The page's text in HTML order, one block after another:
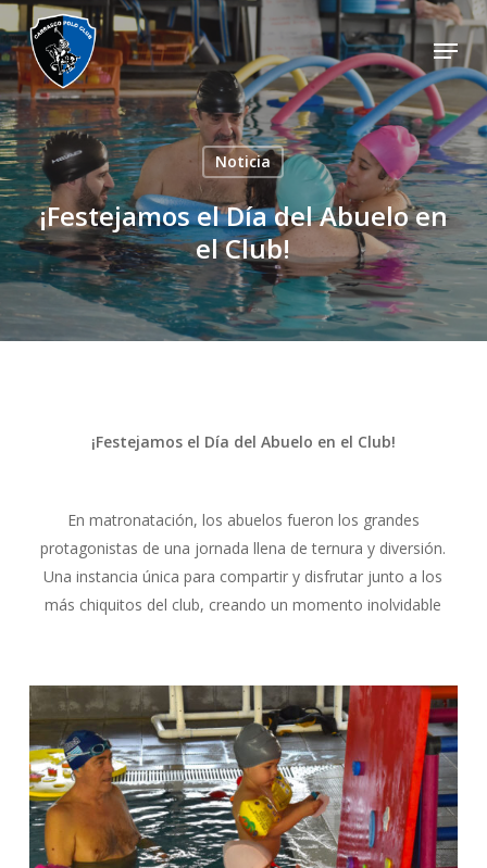
Skip
to
main
content
Menu
Noticia
¡Festejamos el Día del Abuelo en
el Club!
¡Festejamos el Día del Abuelo en el Club!
En matronatación, los abuelos fueron los grandes
protagonistas de una jornada llena de ternura y diversión.
Una instancia única para compartir y disfrutar junto a los
más chiquitos del club, creando un momento inolvidable
Close
Menu